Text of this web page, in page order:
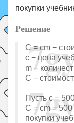
покупки
Решение
C = cm −
c − цена
m −
C −
Пусть c =
C = cm =
покупки